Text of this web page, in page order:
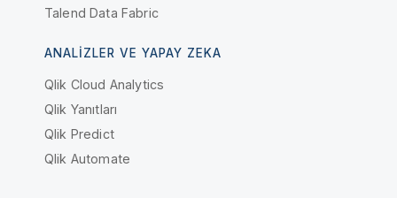
Talend Data Fabric
ANALIZLER VE YAPAY ZEKA
Qlik Cloud Analytics
Qlik Yanıtları
Qlik Predict
Qlik Automate